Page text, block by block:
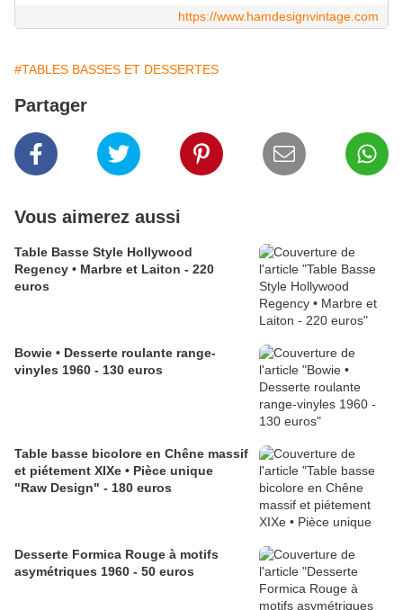
https://www.hamdesignvintage.com
#TABLES BASSES ET DESSERTES
Partager
Vous aimerez aussi
Table Basse Style Hollywood
Regency • Marbre et Laiton - 220
euros
Bowie • Desserte roulante range-
vinyles 1960 - 130 euros
Table basse bicolore en Chêne massif
et piétement XIXe • Pièce unique
"Raw Design" - 180 euros
Desserte Formica Rouge à motifs
asymétriques 1960 - 50 euros